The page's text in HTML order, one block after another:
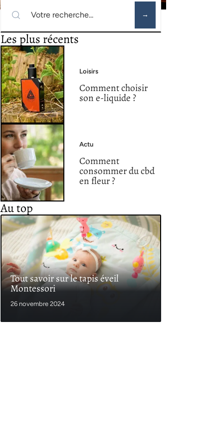
Les plus récents
Loisirs
Comment choisir
son e-liquide ?
Actu
Comment
consommer du cbd
en fleur ?
Au top
Tout savoir sur le tapis éveil
Montessori
26 novembre 2024